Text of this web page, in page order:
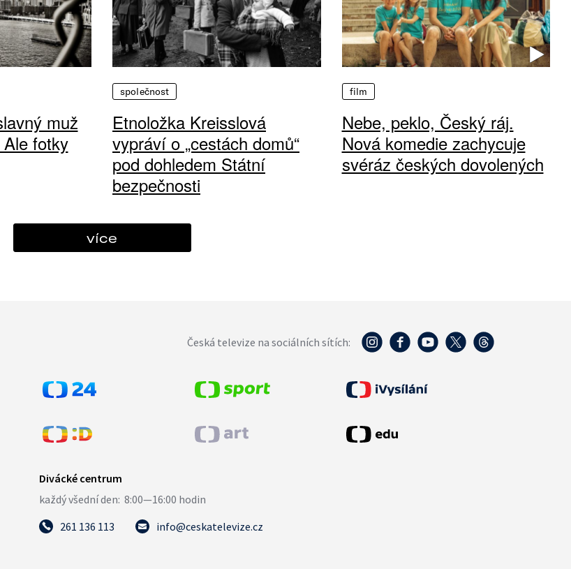
muž
fotky
společnost
Etnoložka Kreisslová
vypráví o „cestách domů“
pod dohledem Státní
bezpečnosti
film
Nebe, peklo, Český ráj.
Nová komedie zachycuje
svéráz českých dovolených
více
Česká televize na sociálních sítích:
261 136 113 info@ceskatelevize.cz